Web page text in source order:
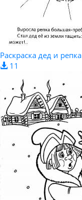
Раскраска дед и репка
11